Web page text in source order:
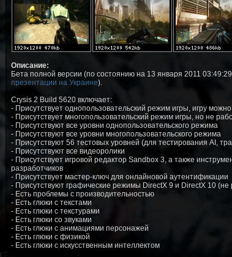
Описание:
Бета полной версии (по состоянию на 13 января 2011
презентации на Украине).
Crysis 2 Build 5620 включает:
- Присутствует однопользовательский режим игры, игру
- Присутствует многопользовательский режим игры, но не
- Присутствуют все уровни однопользовательского режима
- Присутствуют все уровни многопользовательского режима
- Присутствуют 56 тестовых уровней (для тестирования AI,
- Присутствуют все видеоролики
- Присутствует игровой редактор Sandbox 3, а также
разработчиков
- Присутствует мастер-ключ для онлайновой аутентификации
- Присутствуют графические режимы DirectX 9 и DirectX 10 (не
- Есть проблемы с производительностью
- Есть глюки с текстами
- Есть глюки с текстурами
- Есть глюки со звуками
- Есть глюки с анимациями персонажей
- Есть глюки с физикой
- Есть глюки с искусственным интеллектом